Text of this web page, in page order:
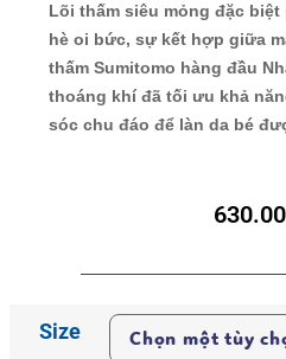
Lõi thấm siêu mỏng đặc
hè oi bức, sự kết hợp giữa
thấm Sumitomo hàng đầu
thoáng khí đã tối ưu khả
sóc chu đáo để làn da bé
Size